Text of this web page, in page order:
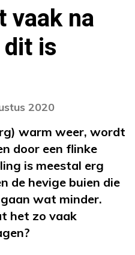
vaak na
is
2020
warm weer, wordt
door een flinke
is meestal erg
de hevige buien die
wat minder.
het zo vaak